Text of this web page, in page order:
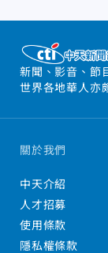
新聞、影音、節
世界各地華人亦
關於我們
中天介紹
人才招募
使用條款
隱私權條款